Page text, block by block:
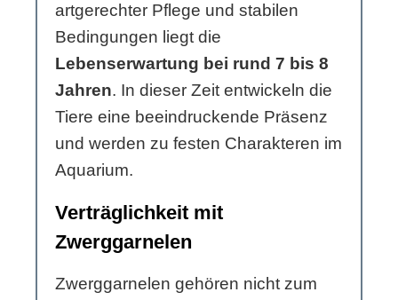
artgerechter Pflege und stabilen
Bedingungen liegt die
Lebenserwartung bei rund 7 bis 8
Jahren. In dieser Zeit entwickeln die
Tiere eine beeindruckende Präsenz
und werden zu festen Charakteren im
Aquarium.
Verträglichkeit mit
Zwerggarnelen
Zwerggarnelen gehören nicht zum